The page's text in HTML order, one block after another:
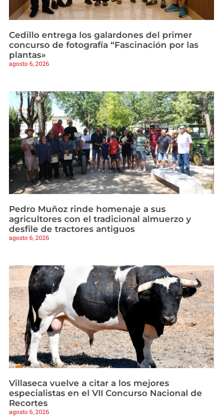
Cedillo entrega los galardones del primer
concurso de fotografía “Fascinación por las
plantas»
agosto 6, 2026
Pedro Muñoz rinde homenaje a sus
agricultores con el tradicional almuerzo y
desfile de tractores antiguos
agosto 6, 2026
Villaseca vuelve a citar a los mejores
especialistas en el VII Concurso Nacional de
Recortes
agosto 6, 2026